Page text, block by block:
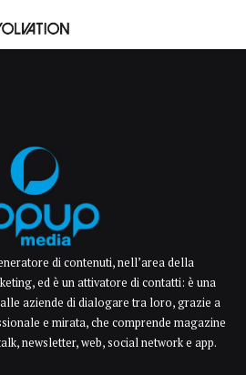
di contenuti, nell’area della
ed è un attivatore di contatti: è una
aziende di dialogare tra loro, grazie a
e mirata, che comprende magazine
newsletter, web, social network e app.